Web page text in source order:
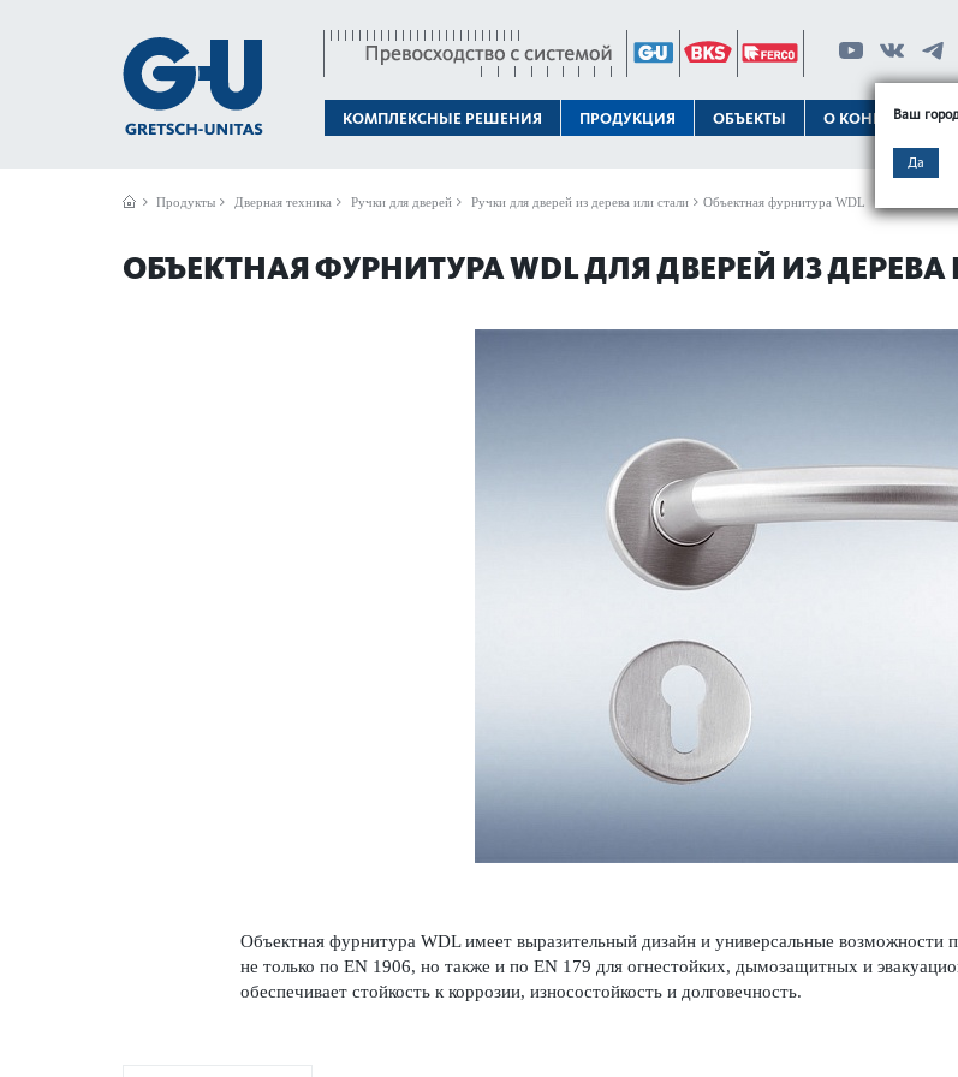
КОМПЛЕКСНЫЕ РЕШЕНИЯ ПРОДУКЦИЯ ОБЪЕКТЫ О КОНЦЕРНЕ
Ваш
Да
Продукты Дверная техника Ручки для дверей Ручки для дверей из дерева или стали Объектная фурнитура WDL
ОБЪЕКТНАЯ ФУРНИТУРА WDL ДЛЯ ДВЕРЕЙ ИЗ ДЕРЕВА
Объектная фурнитура WDL имеет выразительный дизайн и унив­ерсальные
не только по EN 1906, но также и по EN 179 для огн­ес­тойких, дымозащитных и
обеспечивает стой­кость к коррозии, износос­той­кость и долговечность.